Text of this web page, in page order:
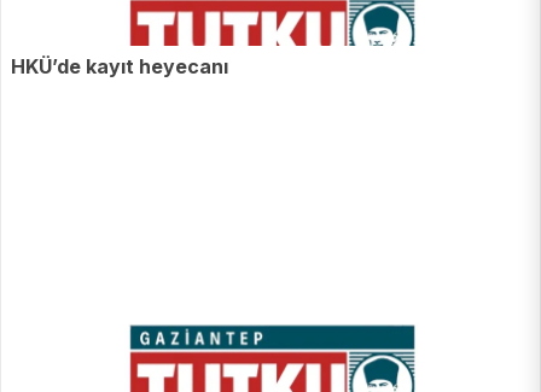
HKÜ’de kayıt heyecanı